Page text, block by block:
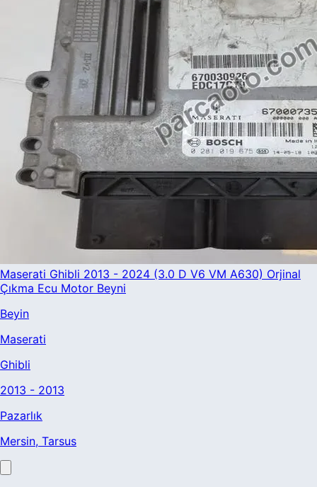
Maserati Ghibli 2013 - 2024 (3.0 D V6 VM A630) Orjinal
Çıkma Ecu Motor Beyni
Beyin
Maserati
Ghibli
2013 - 2013
Pazarlık
Mersin, Tarsus